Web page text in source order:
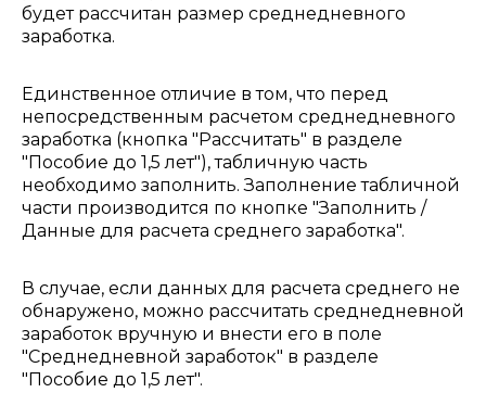
будет рассчитан размер среднедневного
заработка.
Единственное отличие в том, что перед
непосредственным расчетом среднедневного
заработка (кнопка "Рассчитать" в разделе
"Пособие до 1,5 лет"), табличную часть
необходимо заполнить. Заполнение табличной
части производится по кнопке "Заполнить /
Данные для расчета среднего заработка".
В случае, если данных для расчета среднего не
обнаружено, можно рассчитать среднедневной
заработок вручную и внести его в поле
"Среднедневной заработок" в разделе
"Пособие до 1,5 лет".